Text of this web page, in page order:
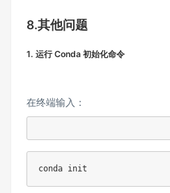
8.其他问题
1. 运行 Conda 初始化命令
在终端输入：
conda init